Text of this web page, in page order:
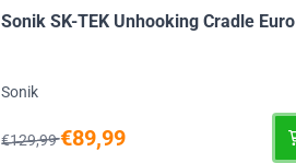
Sonik SK-TEK Unhooking Cradle Euro
Merk:
Sonik
Van 129,99 voor 89,99
€129,99€89,99